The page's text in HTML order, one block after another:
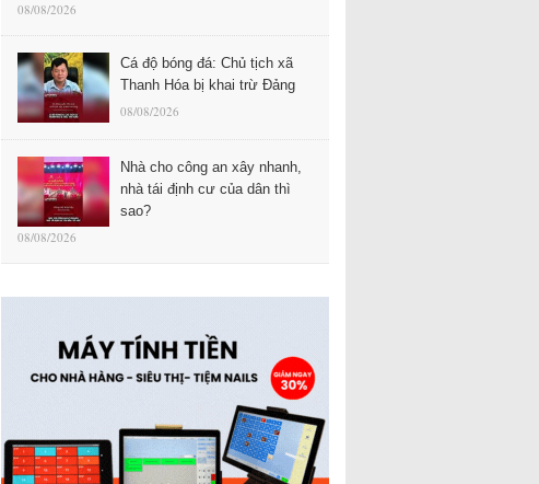
08/08/2026
Cá độ bóng đá: Chủ tịch xã
Thanh Hóa bị khai trừ Đảng
08/08/2026
Nhà cho công an xây nhanh,
nhà tái định cư của dân thì
sao?
08/08/2026